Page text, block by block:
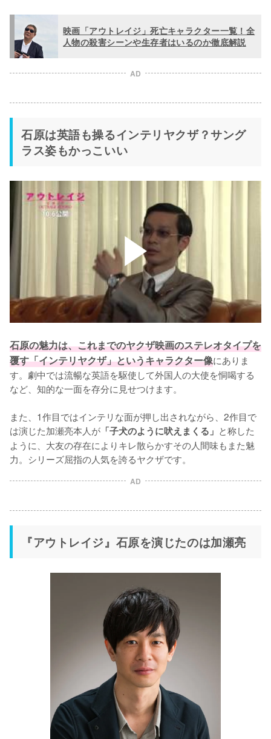
映画「アウトレイジ」死亡キャラクター一覧！全
人物の殺害シーンや生存者はいるのか徹底解説
AD
石原は英語も操るインテリヤクザ？サング
ラス姿もかっこいい
石原の魅力は、これまでのヤクザ映画のステレオタイプを
覆す「インテリヤクザ」というキャラクター像にありま
す。劇中では流暢な英語を駆使して外国人の大使を恫喝する
など、知的な一面を存分に見せつけます。
また、1作目ではインテリな面が押し出されながら、2作目で
は演じた加瀬亮本人が 「子犬のように吠えまくる」 と称した
ように、大友の存在によりキレ散らかすその人間味もまた魅
力。シリーズ屈指の人気を誇るヤクザです。
AD
『アウトレイジ』石原を演じたのは加瀬亮